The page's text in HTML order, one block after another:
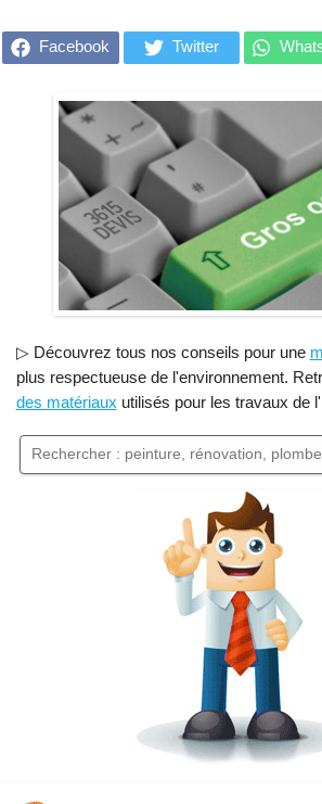
Facebook Twitter
▷ Découvrez tous nos conseils pour une
plus respectueuse de l'environnement.
des matériaux utilisés pour les travaux de